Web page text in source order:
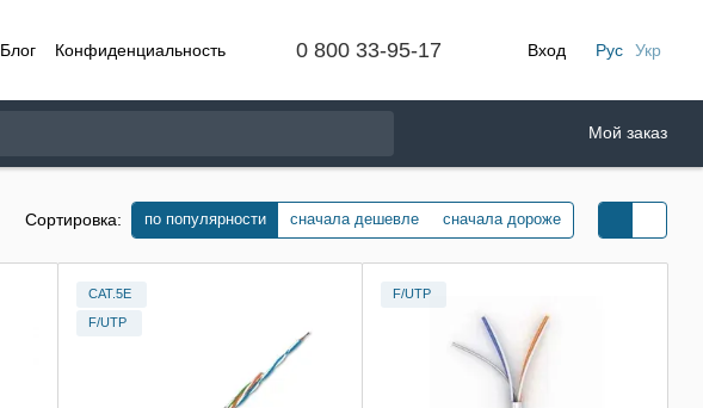
Блог
Конфиденциальность
0 800 33-95-17 Вход Рус Укр
Мой заказ
Сортировка: по популярности сначала дешевле сначала дороже
CAT.5E
F/UTP
F/UTP